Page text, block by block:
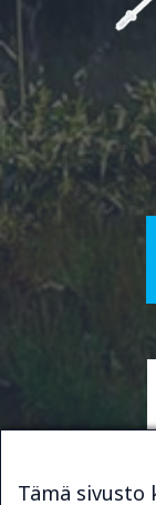
Tämä sivusto